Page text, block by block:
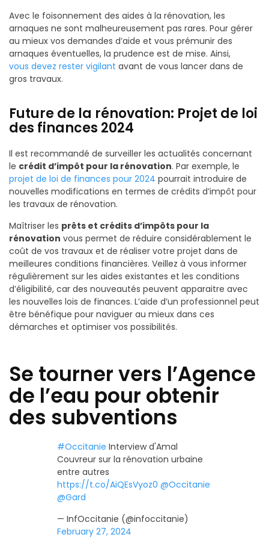
Avec le foisonnement des aides à la rénovation, les
arnaques ne sont malheureusement pas rares. Pour gérer
au mieux vos demandes d’aide et vous prémunir des
arnaques éventuelles, la prudence est de mise. Ainsi,
vous devez rester vigilant avant de vous lancer dans de
gros travaux.
Future de la rénovation: Projet de loi
des finances 2024
Il est recommandé de surveiller les actualités concernant
le crédit d’impôt pour la rénovation. Par exemple, le
projet de loi de finances pour 2024 pourrait introduire de
nouvelles modifications en termes de crédits d’impôt pour
les travaux de rénovation.
Maîtriser les prêts et crédits d’impôts pour la
rénovation vous permet de réduire considérablement le
coût de vos travaux et de réaliser votre projet dans de
meilleures conditions financières. Veillez à vous informer
régulièrement sur les aides existantes et les conditions
d’éligibilité, car des nouveautés peuvent apparaitre avec
les nouvelles lois de finances. L’aide d’un professionnel peut
être bénéfique pour naviguer au mieux dans ces
démarches et optimiser vos possibilités.
Se tourner vers l’Agence
de l’eau pour obtenir
des subventions
#Occitanie Interview d'Amal
Couvreur sur la rénovation urbaine
entre autres
https://t.co/AiQEsVyoz0 @Occitanie
@Gard
— InfOccitanie (@infoccitanie)
February 27, 2024